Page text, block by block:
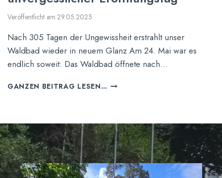
Ö
E
,
P
E
R
D
E
S
S
Veröffentlicht am 29.05.2025
Nach 305 Tagen der Ungewissheit erstrahlt unser
Waldbad wieder in neuem Glanz Am 24. Mai war es
endlich soweit: Das Waldbad öffnete nach…
GANZEN BEITRAG LESEN… D
A
L
D
B
A